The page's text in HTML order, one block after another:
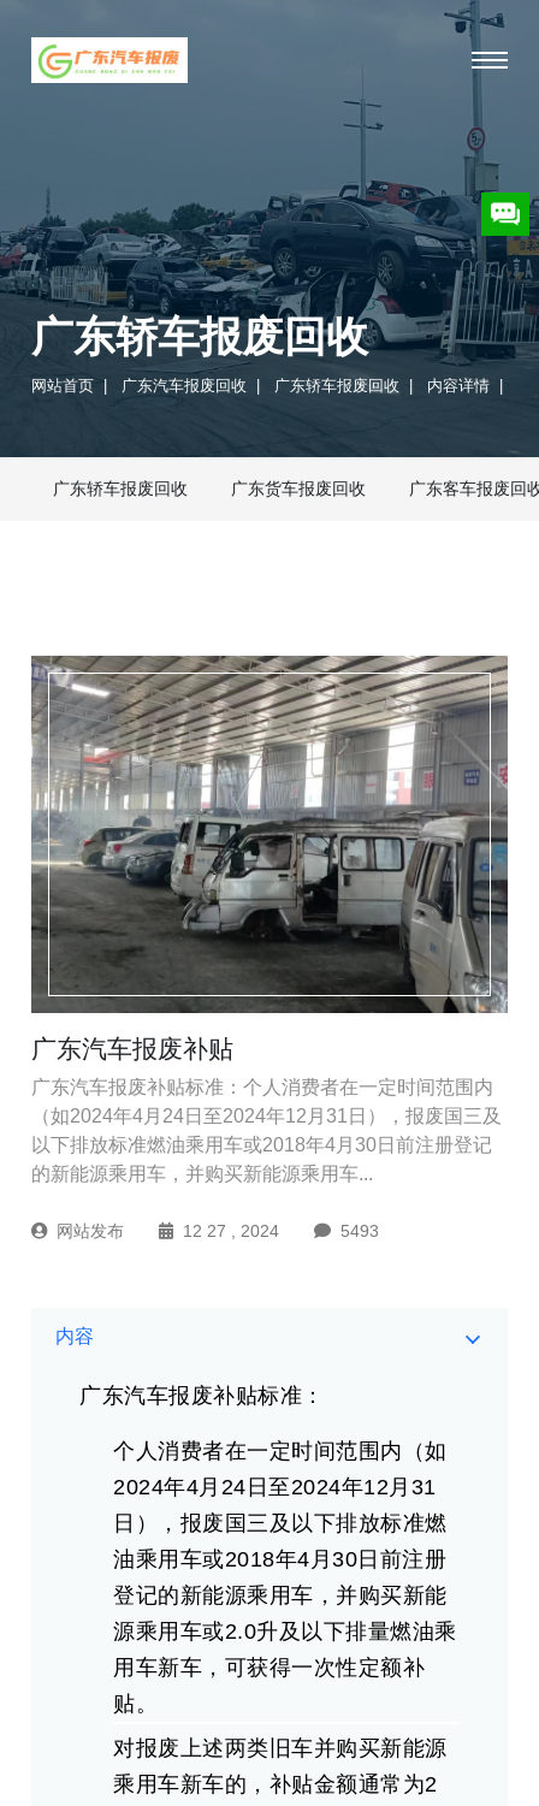
广东轿车报废回收
网站首页 广东汽车报废回收 广东轿车报废回收 内容详情
广东轿车报废回收 广东货车报废回收 广东客车报废回
广东汽车报废补贴
广东汽车报废补贴标准‌：个人消费者在一定时间范围内
（如2024年4月24日至2024年12月31日），报废国三及
以下排放标准燃油乘用车或2018年4月30日前注册登记
的新能源乘用车，并购买新能源乘用车...
网站发布 12 27 , 2024 5493
内容
广东汽车报废补贴标准‌：
个人消费者在一定时间范围内（如
2024年4月24日至2024年12月31
日），报废国三及以下排放标准燃
油乘用车或2018年4月30日前注册
登记的新能源乘用车，并购买新能
源乘用车或2.0升及以下排量燃油乘
用车新车，可获得一次性定额补
贴。
对报废上述两类旧车并购买新能源
乘用车新车的，补贴金额通常为2